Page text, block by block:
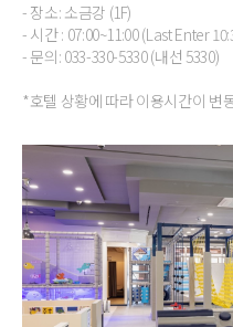
- 장소: 소금강 (1F)
- 시간 : 07:00~11:00 (Last Enter
- 문의: 033-330-5330 (내선 5330)
*호텔 상황에 따라 이용시간이 변